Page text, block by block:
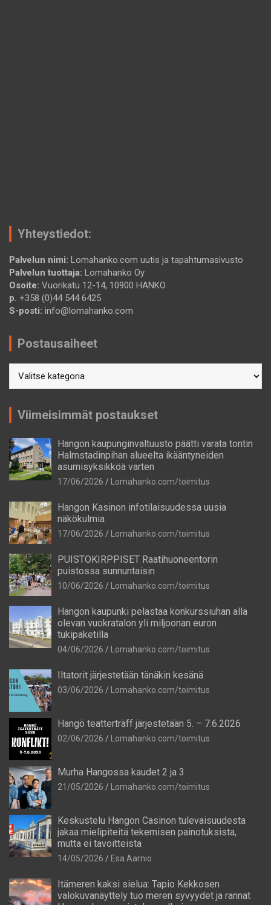
Yhteystiedot:
Palvelun nimi: Lomahanko.com uutis ja tapahtumasivusto
Palvelun tuottaja: Lomahanko Oy
Osoite: Vuorikatu 12-14, 10900 HANKO
p. +358 (0)44 544 6425
S-posti: info@lomahanko.com
Postausaiheet
Viimeisimmät postaukset
Hangon kaupunginvaltuusto päätti varata tontin
Halmstadinpihan alueelta ikääntyneiden
asumisyksikköä varten
17/06/2026 Lomahanko.com/toimitus
Hangon Kasinon infotilaisuudessa uusia
näkökulmia
17/06/2026 Lomahanko.com/toimitus
PUISTOKIRPPISET Raatihuoneentorin
puistossa sunnuntaisin
10/06/2026 Lomahanko.com/toimitus
Hangon kaupunki pelastaa konkurssiuhan alla
olevan vuokratalon yli miljoonan euron
tukipaketilla
04/06/2026 Lomahanko.com/toimitus
Iltatorit järjestetään tänäkin kesänä
03/06/2026 Lomahanko.com/toimitus
Hangö teatterträff järjestetään 5. – 7.6.2026
02/06/2026 Lomahanko.com/toimitus
Murha Hangossa kaudet 2 ja 3
21/05/2026 Lomahanko.com/toimitus
Keskustelu Hangon Casinon tulevaisuudesta
jakaa mielipiteitä tekemisen painotuksista,
mutta ei tavoitteista
14/05/2026 Esa Aarnio
Itämeren kaksi sielua: Tapio Kekkosen
valokuvanäyttely tuo meren syvyydet ja rannat